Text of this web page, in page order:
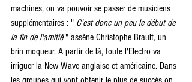
machines, on va pouvoir se passer de musiciens
supplémentaires : " C'est donc un peu le début de
la fin de l'amitié " assène Christophe Brault, un
brin moqueur. A partir de là, toute l'Electro va
irriguer la New Wave anglaise et américaine. Dans